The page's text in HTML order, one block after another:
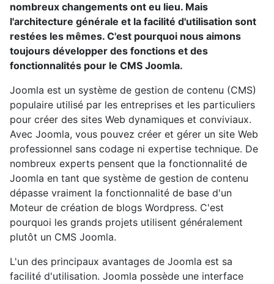
nombreux changements ont eu lieu. Mais
l'architecture générale et la facilité d'utilisation sont
restées les mêmes. C'est pourquoi nous aimons
toujours développer des fonctions et des
fonctionnalités pour le CMS Joomla.
Joomla est un système de gestion de contenu (CMS)
populaire utilisé par les entreprises et les particuliers
pour créer des sites Web dynamiques et conviviaux.
Avec Joomla, vous pouvez créer et gérer un site Web
professionnel sans codage ni expertise technique. De
nombreux experts pensent que la fonctionnalité de
Joomla en tant que système de gestion de contenu
dépasse vraiment la fonctionnalité de base d'un
Moteur de création de blogs Wordpress. C'est
pourquoi les grands projets utilisent généralement
plutôt un CMS Joomla.
L'un des principaux avantages de Joomla est sa
facilité d'utilisation. Joomla possède une interface